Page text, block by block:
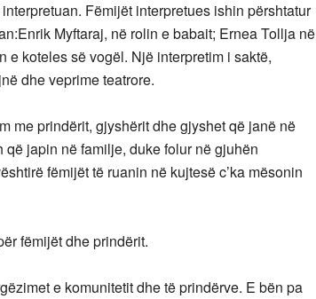
Fëmijët interpretues ishin përshtatur
Myftaraj, në rolin e babait; Ernea Tollja në
e koteles së vogël. Një interpretim i saktë,
dhe veprime teatrore.
me prindërit, gjyshërit dhe gjyshet që janë në
japin në familje, duke folur në gjuhën
fëmijët të ruanin në kujtesë c’ka mësonin
fëmijët dhe prindërit.
e komunitetit dhe të prindërve. E bën pa